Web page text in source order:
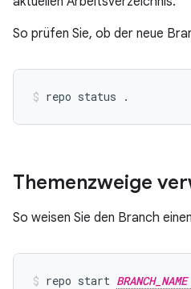
So prüfen Sie, ob der neue
Themenzweige
So weisen Sie den Branch
repo start